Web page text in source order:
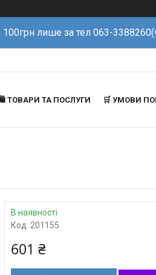
лише за тел 063-
ТОВАРИ ТА ПОСЛУГИ 🛒 УМОВИ
В наявності
Код: 201155
601 ₴